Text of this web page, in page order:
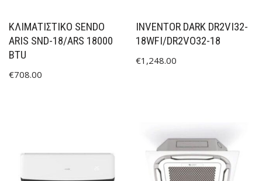
ΚΛΙΜΑΤΙΣΤΙΚΟ SENDO
ARIS SND-18/ARS 18000
BTU
€708.00
INVENTOR DARK DR2VI32-
18WFI/DR2VO32-18
€1,248.00